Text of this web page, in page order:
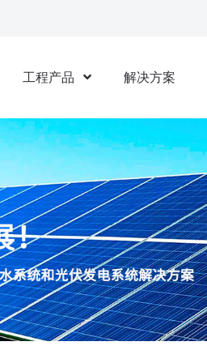
工程产品 解决方案